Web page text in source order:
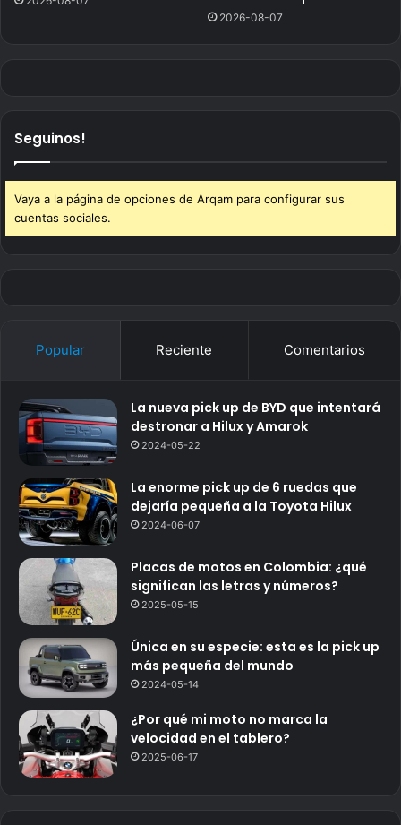
2026-08-07
Seguinos!
Vaya a la página de opciones de Arqam para configurar sus
cuentas sociales.
Popular Reciente Comentarios
La nueva pick up de BYD que intentará
destronar a Hilux y Amarok
2024-05-22
La enorme pick up de 6 ruedas que
dejaría pequeña a la Toyota Hilux
2024-06-07
Placas de motos en Colombia: ¿qué
significan las letras y números?
2025-05-15
Única en su especie: esta es la pick up
más pequeña del mundo
2024-05-14
¿Por qué mi moto no marca la
velocidad en el tablero?
2025-06-17